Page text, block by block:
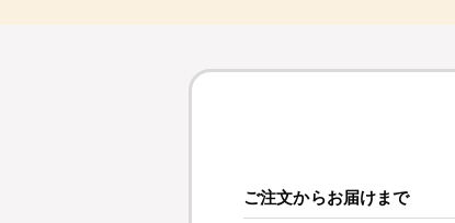
ご注文からお届けまで